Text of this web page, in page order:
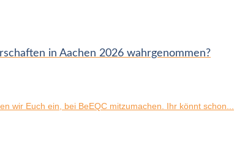
in Aachen 2026 wahrgenommen?
wir Euch ein, bei BeEQC mitzumachen. Ihr könnt schon...